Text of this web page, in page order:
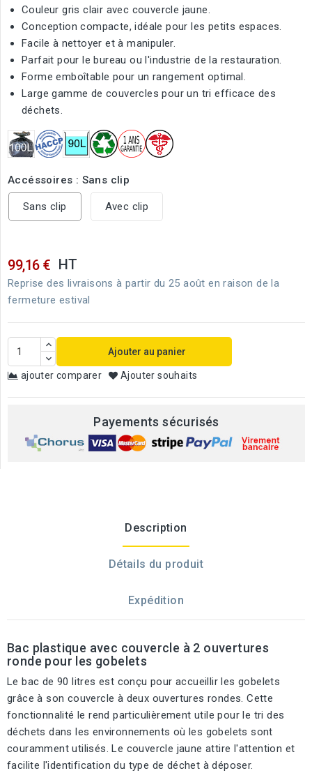
Couleur gris clair avec couvercle jaune.
Conception compacte, idéale pour les petits espaces.
Facile à nettoyer et à manipuler.
Parfait pour le bureau ou l'industrie de la restauration.
Forme emboîtable pour un rangement optimal.
Large gamme de couvercles pour un tri efficace des
déchets.
Accéssoires : Sans clip
Sans clip Avec clip
99,16 € HT
Reprise des livraisons à partir du 25 août en raison de la
fermeture estival
Ajouter au panier
ajouter comparer Ajouter souhaits
Payements sécurisés
Description
Détails du produit
Expédition
Bac plastique avec couvercle à 2 ouvertures
ronde pour les gobelets
Le bac de 90 litres est conçu pour accueillir les gobelets
grâce à son couvercle à deux ouvertures rondes. Cette
fonctionnalité le rend particulièrement utile pour le tri des
déchets dans les environnements où les gobelets sont
couramment utilisés. Le couvercle jaune attire l'attention et
facilite l'identification du type de déchet à déposer.